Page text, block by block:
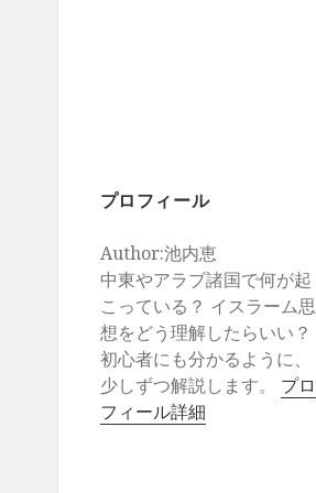
プロフィール
Author:池内恵
中東やアラブ諸国で何が起
こっている？ イスラーム思
想をどう理解したらいい？
初心者にも分かるように、
少しずつ解説します。 プロ
フィール詳細